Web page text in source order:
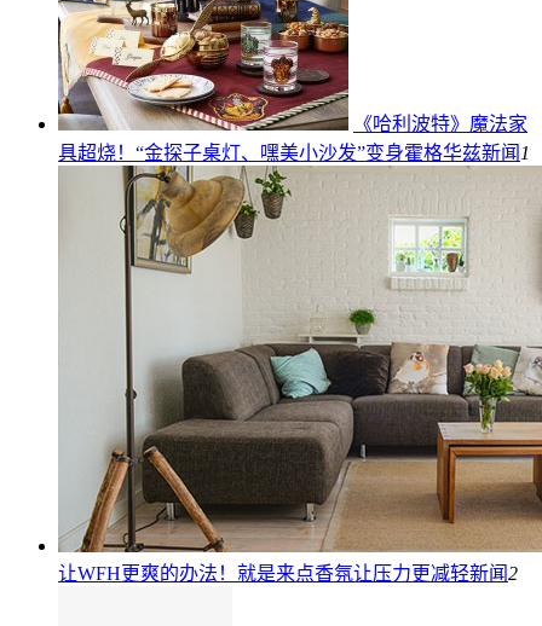
《哈利波特》魔法家
具超烧！“金探子桌灯、嘿美小沙发”变身霍格华兹新闻 1
让WFH更爽的办法！就是来点香氛让压力更减轻新闻2